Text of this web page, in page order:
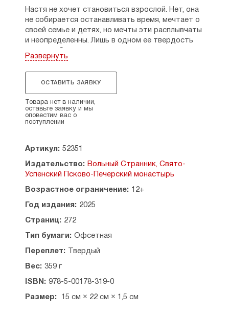
Настя не хочет становиться взрослой. Нет, она
не собирается останавливать время, мечтает о
своей семье и детях, но мечты эти расплывчаты
и неопределенны. Лишь в одном ее твердость
любовь к миру, умение получать радость от
жизни, а главное — чуткость души. Именно эти
качества отличают ребенка от «взрослых»,
считает она. Летний лагерь, куда Настя
отправляется на каникулы, подарит ей новые
впечатления, первую любовь, поможет найти
ответы на непростые вопросы. Настя
Развернуть
ОСТАВИТЬ ЗАЯВКУ
Товара нет в наличии,
оставьте заявку и мы
оповестим вас о
поступлении
Артикул: 52351
Издательство: Вольный Странник, Свято-
Успенский Псково-Печерский монастырь
Возрастное ограничение: 12+
Год издания: 2025
Страниц: 272
Тип бумаги: Офсетная
Переплет: Твердый
Вес: 359 г
ISBN: 978-5-00178-319-0
Размер: 15 см × 22 см × 1,5 см